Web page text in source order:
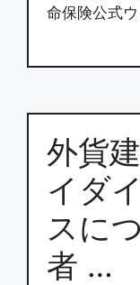
命保険公式ウ
外貨
イダ
スに
者 …